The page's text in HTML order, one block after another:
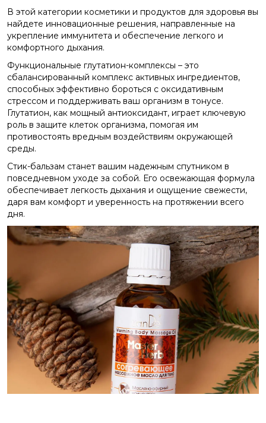
В этой категории косметики и продуктов для здоровья вы
найдете инновационные решения, направленные на
укрепление иммунитета и обеспечение легкого и
комфортного дыхания.
Функциональные глутатион-комплексы – это
сбалансированный комплекс активных ингредиентов,
способных эффективно бороться с оксидативным
стрессом и поддерживать ваш организм в тонусе.
Глутатион, как мощный антиоксидант, играет ключевую
роль в защите клеток организма, помогая им
противостоять вредным воздействиям окружающей
среды.
Стик-бальзам станет вашим надежным спутником в
повседневном уходе за собой. Его освежающая формула
обеспечивает легкость дыхания и ощущение свежести,
даря вам комфорт и уверенность на протяжении всего
дня.